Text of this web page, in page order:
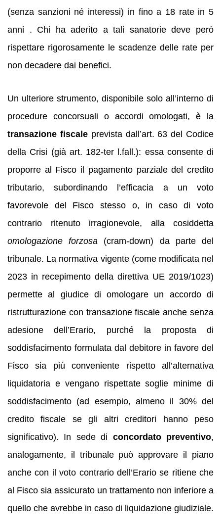
(senza sanzioni né interessi) in fino a 18 rate in 5
anni . Chi ha aderito a tali sanatorie deve però
rispettare rigorosamente le scadenze delle rate per
non decadere dai benefici.
Un ulteriore strumento, disponibile solo all’interno di
procedure concorsuali o accordi omologati, è la
transazione fiscaleprevista dall’art. 63 del Codice
della Crisi (già art. 182-ter l.fall.): essa consente di
proporre al Fisco il pagamento parziale del credito
tributario, subordinando l’efficacia a un voto
favorevole del Fisco stesso o, in caso di voto
contrario ritenuto irragionevole, alla cosiddetta
omologazione forzosa (cram-down) da parte del
tribunale. La normativa vigente (come modificata nel
2023 in recepimento della direttiva UE 2019/1023)
permette al giudice di omologare un accordo di
ristrutturazione con transazione fiscale anche senza
adesione dell’Erario, purché la proposta di
soddisfacimento formulata dal debitore in favore del
Fisco sia più conveniente rispetto all’alternativa
liquidatoria e vengano rispettate soglie minime di
soddisfacimento (ad esempio, almeno il 30% del
credito fiscale se gli altri creditori hanno peso
significativo). In sede di concordato preventivo,
analogamente, il tribunale può approvare il piano
anche con il voto contrario dell’Erario se ritiene che
al Fisco sia assicurato un trattamento non inferiore a
quello che avrebbe in caso di liquidazione giudiziale.